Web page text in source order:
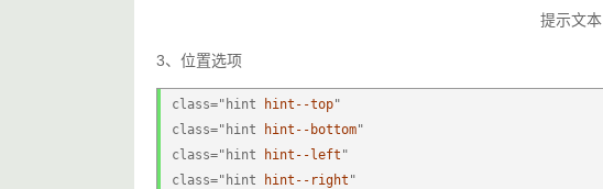
提示文本
3、位置选项
class="hint hint--top"
class="hint
hint--bottom"
class="hint
hint--left "
class="hint
hint--right "